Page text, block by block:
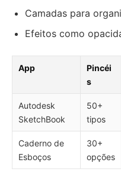
Camadas para
Efeitos como
App
Pincéi
s
Autodesk
SketchBook
50+
tipos
Caderno de
Esboços
30+
opções